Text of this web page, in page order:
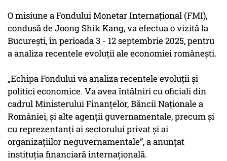
O misiune a Fondului Monetar Internațional (FMI),
condusă de Joong Shik Kang, va efectua o vizită la
București, în perioada 3 - 12 septembrie 2025, pentru
a analiza recentele evoluții ale economiei românești.
„Echipa Fondului va analiza recentele evoluții și
politici economice. Va avea întâlniri cu oficiali din
cadrul Ministerului Finanțelor, Băncii Naționale a
României, și alte agenții guvernamentale, precum și
cu reprezentanți ai sectorului privat și ai
organizațiilor neguvernamentale”, a anunțat
instituția financiară internațională.